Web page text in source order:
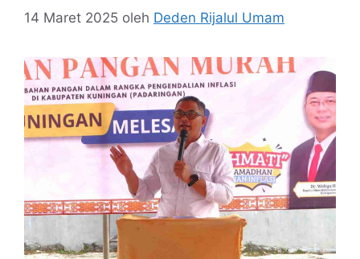
14 Maret 2025 oleh Deden Rijalul Umam